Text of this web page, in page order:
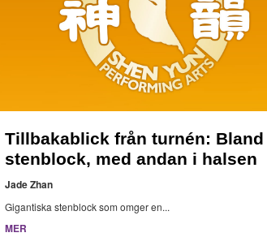
Tillbakablick från turnén: Bland
stenblock, med andan i halsen
Jade Zhan
Gigantiska stenblock som omger en...
MER